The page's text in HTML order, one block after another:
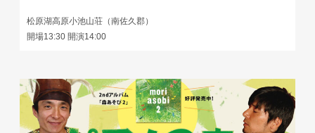
松原湖高原小池山荘（南佐久郡）
開場13:30 開演14:00